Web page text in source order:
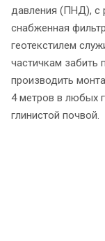
давления (ПНД), с
снабженная
геотекстилем
частичкам забить
производить
4 метров в любых
глинистой почвой.